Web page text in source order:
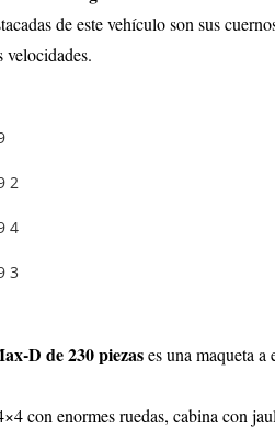
de este vehículo son sus
velocidades.
D de 230 piezases una maqueta
con enormes ruedas, cabina con